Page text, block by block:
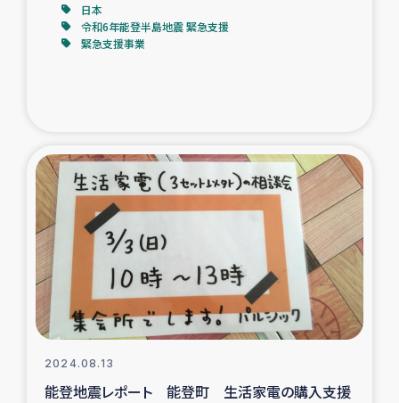
令和6年能登半島地震 緊急支援
タイ国境ミャンマー移民子ども支援
漁民によるマングローブ植林活動
レバノンでのシリア難民への食糧・越冬支援
レバノンにおける緊急支援
レバノンでのシリア難民への教育支援事業
日本
令和6年能登半島地震 緊急支援
緊急支援事業
2024.08.13
能登地震レポート 能登町 生活家電の購入支援